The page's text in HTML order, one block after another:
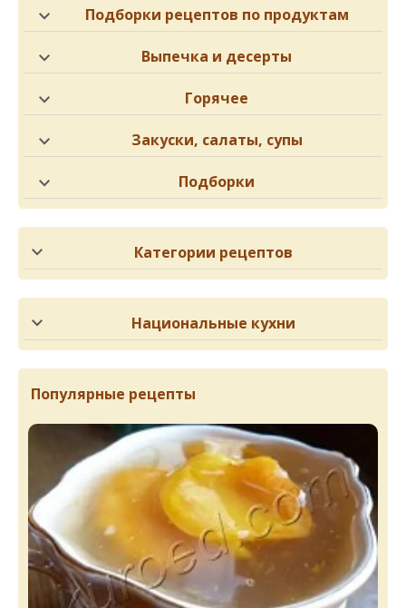
Подборки рецептов по продуктам
Выпечка и десерты
Горячее
Закуски, салаты, супы
Подборки
Категории рецептов
Национальные кухни
Популярные рецепты